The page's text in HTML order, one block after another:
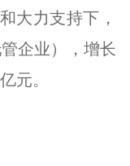
大力支持下，
企业），增长
元。